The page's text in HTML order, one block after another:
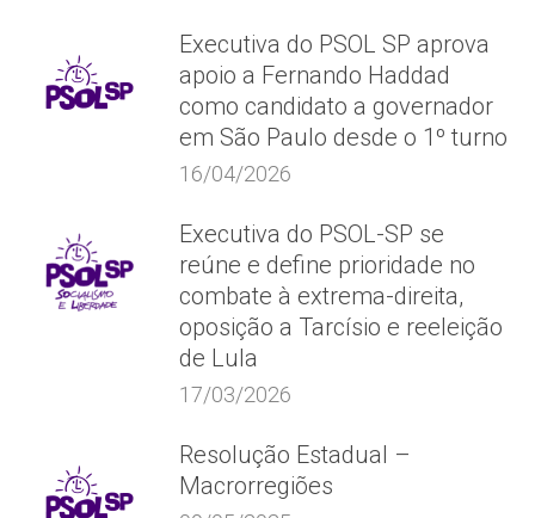
Executiva do PSOL SP aprova
apoio a Fernando Haddad
como candidato a governador
em São Paulo desde o 1º turno
16/04/2026
Executiva do PSOL-SP se
reúne e define prioridade no
combate à extrema-direita,
oposição a Tarcísio e reeleição
de Lula
17/03/2026
Resolução Estadual –
Macrorregiões